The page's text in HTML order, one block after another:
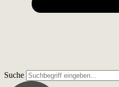
Suche